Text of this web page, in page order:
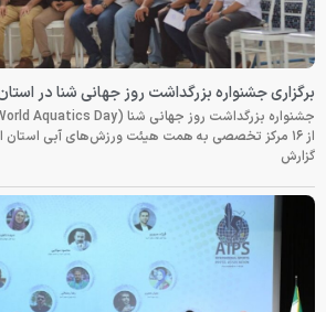
برگزاری جشنواره بزرگداشت روز جهانی شنا در استان
از ۱۶ مرکز تخصصی به همت هیئت ورزش‌های آبی استان
گزارش